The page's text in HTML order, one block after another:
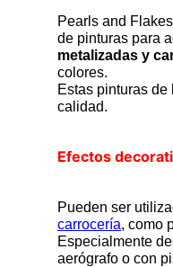
Pearls and
de pinturas para
metalizadas y
colores.
Estas pinturas
calidad.
Efectos
Pueden ser
carrocería, como
Especialmente
aerógrafo o con